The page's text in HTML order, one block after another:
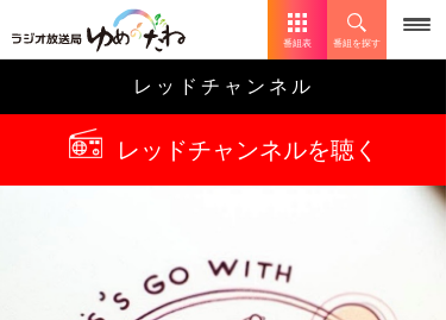
番組表 番組を探す
レッドチャンネル
レッドチャンネルを聴く